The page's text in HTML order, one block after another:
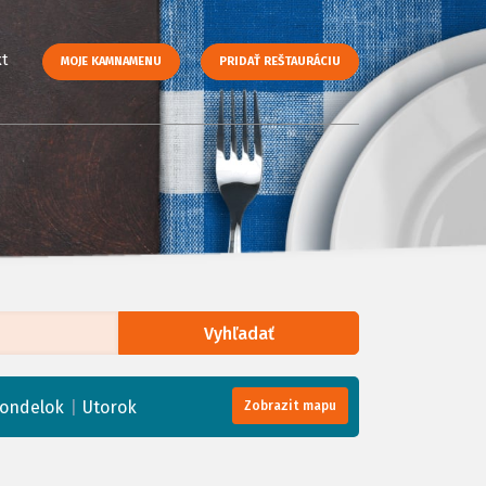
MOJE KAMNAMENU PRIDAŤ REŠTAURÁCIU
Vyhľadať
Utorok Zobrazit mapu